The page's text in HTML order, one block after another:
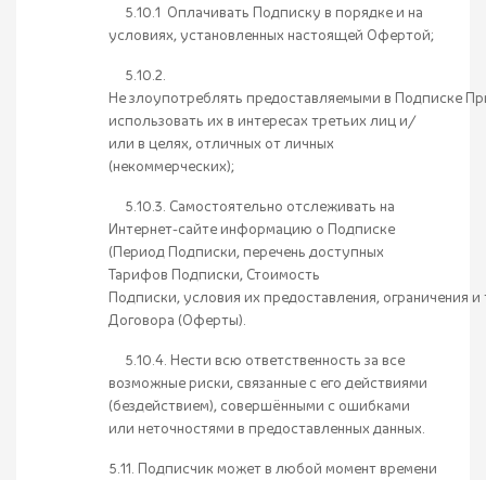
5.10.1 Оплачивать Подписку в порядке и на
условиях, установленных настоящей Офертой;
5.10.2.
Не злоупотреблять предоставляемыми в Подписке
использовать их в интересах третьих лиц и/
или в целях, отличных от личных
(некоммерческих);
5.10.3. Самостоятельно отслеживать на
Интернет-сайте информацию о Подписке
(Период Подписки, перечень доступных
Тарифов Подписки, Стоимость
Подписки, условия их предоставления, ограничения
Договора (Оферты).
5.10.4. Нести всю ответственность за все
возможные риски, связанные с его действиями
(бездействием), совершёнными с ошибками
или неточностями в предоставленных данных.
5.11. Подписчик может в любой момент времени